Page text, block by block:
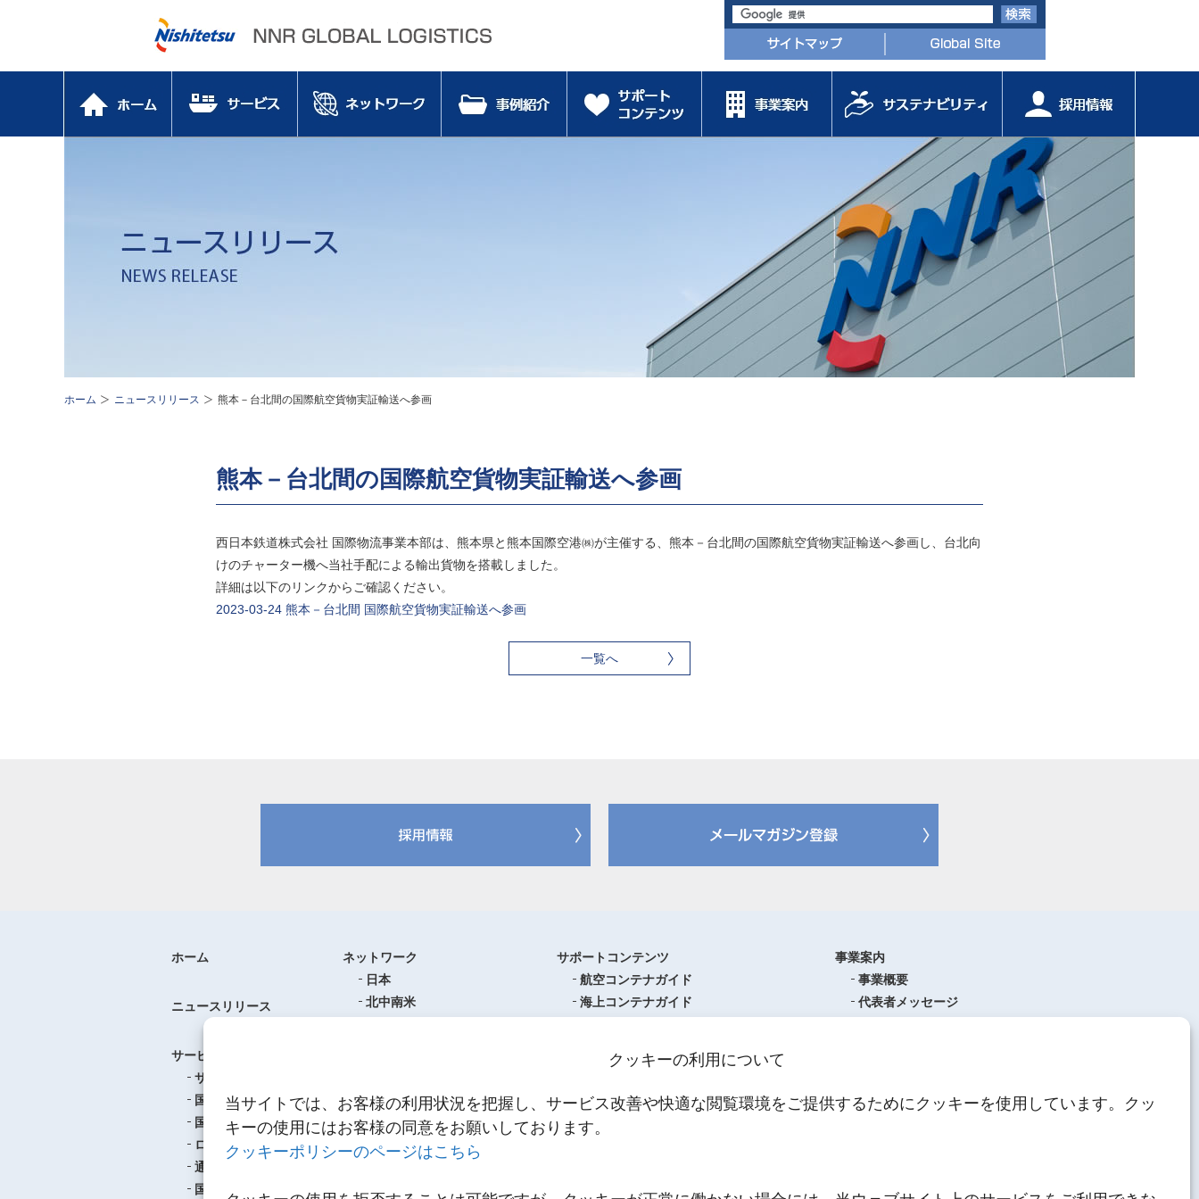
クッキーの利用について
当サイトでは、お客様の利用状況を把握し、サービス改善や快適な閲覧環境をご提供するためにクッキーを使用しています。クッ
キーの使用にはお客様の同意をお願いしております。
クッキーポリシーのページはこちら
ホーム ニュースリリース 熊本－台北間の国際航空貨物実証輸送へ参画
熊本－台北間の国際航空貨物実証輸送へ参画
西日本鉄道株式会社 国際物流事業本部は、熊本県と熊本国際空港㈱が主催する、熊本－台北間の国際航空貨物実証輸送へ参画し、台北向
けのチャーター機へ当社手配による輸出貨物を搭載しました。
詳細は以下のリンクからご確認ください。
2023-03-24 熊本－台北間 国際航空貨物実証輸送へ参画
一覧へ
ホーム
ニュースリリース
サービス
サービスのご案内
国際航空貨物輸送
国際海上貨物輸送
ロジスティクス
通関
国内輸送・梱包
ネットワーク
日本
北中南米
ロジスティクスセンター一覧
事例紹介
サポートコンテンツ
航空コンテナガイド
海上コンテナガイド
物流関係用語集（一覧・詳細）
インコタームズ
約款・掲示事項
事業案内
事業概要
代表者メッセージ
AEO制度について
サステナブル経営